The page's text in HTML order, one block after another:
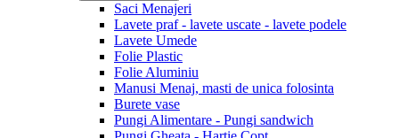
Saci Menajeri
Lavete praf - lavete uscate - lavete podele
Lavete Umede
Folie Plastic
Folie Aluminiu
Manusi Menaj, masti de unica folosinta
Burete vase
Pungi Alimentare - Pungi sandwich